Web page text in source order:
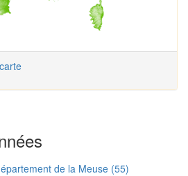
de la Meuse (55)